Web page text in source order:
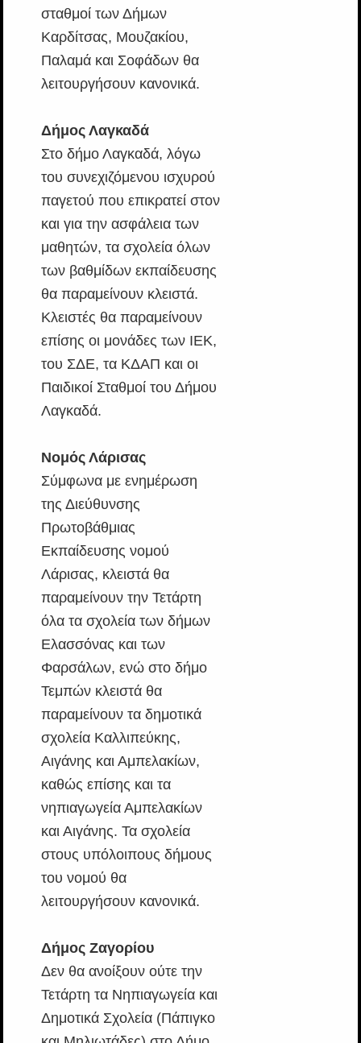
σταθμοί των Δήμων
Καρδίτσας, Μουζακίου,
Παλαμά και Σοφάδων θα
λειτουργήσουν κανονικά.
Δήμος Λαγκαδά
Στο δήμο Λαγκαδά, λόγω
του συνεχιζόμενου ισχυρού
παγετού που επικρατεί στον
και για την ασφάλεια των
μαθητών, τα σχολεία όλων
των βαθμίδων εκπαίδευσης
θα παραμείνουν κλειστά.
Κλειστές θα παραμείνουν
επίσης οι μονάδες των ΙΕΚ,
του ΣΔΕ, τα ΚΔΑΠ και οι
Παιδικοί Σταθμοί του Δήμου
Λαγκαδά.
Νομός Λάρισας
Σύμφωνα με ενημέρωση
της Διεύθυνσης
Πρωτοβάθμιας
Εκπαίδευσης νομού
Λάρισας, κλειστά θα
παραμείνουν την Τετάρτη
όλα τα σχολεία των δήμων
Ελασσόνας και των
Φαρσάλων, ενώ στο δήμο
Τεμπών κλειστά θα
παραμείνουν τα δημοτικά
σχολεία Καλλιπεύκης,
Αιγάνης και Αμπελακίων,
καθώς επίσης και τα
νηπιαγωγεία Αμπελακίων
και Αιγάνης. Τα σχολεία
στους υπόλοιπους δήμους
του νομού θα
λειτουργήσουν κανονικά.
Δήμος Ζαγορίου
Δεν θα ανοίξουν ούτε την
Τετάρτη τα Νηπιαγωγεία και
Δημοτικά Σχολεία (Πάπιγκο